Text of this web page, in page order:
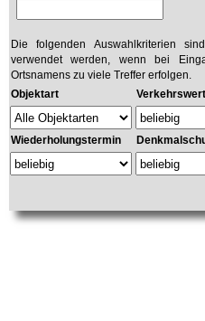
Die folgenden Auswahlkriterien
verwendet werden, wenn bei
Ortsnamens zu viele Treffer erfolgen.
Objektart
Verkehrswert
Wiederholungstermin